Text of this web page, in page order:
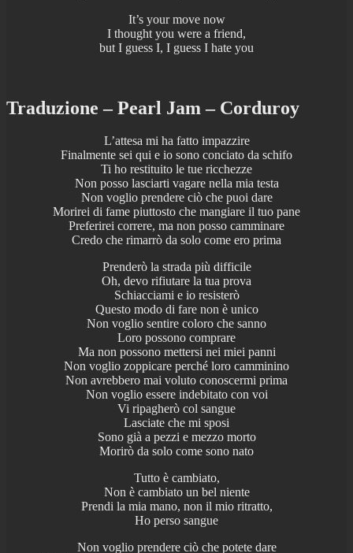
It’s your move now
I thought you were a friend,
but I guess I, I guess I hate you
Traduzione – Pearl Jam – Corduroy
L’attesa mi ha fatto impazzire
Finalmente sei qui e io sono conciato da schifo
Ti ho restituito le tue ricchezze
Non posso lasciarti vagare nella mia testa
Non voglio prendere ciò che puoi dare
Morirei di fame piuttosto che mangiare il tuo pane
Preferirei correre, ma non posso camminare
Credo che rimarrò da solo come ero prima
Prenderò la strada più difficile
Oh, devo rifiutare la tua prova
Schiacciami e io resisterò
Questo modo di fare non è unico
Non voglio sentire coloro che sanno
Loro possono comprare
Ma non possono mettersi nei miei panni
Non voglio zoppicare perché loro camminino
Non avrebbero mai voluto conoscermi prima
Non voglio essere indebitato con voi
Vi ripagherò col sangue
Lasciate che mi sposi
Sono già a pezzi e mezzo morto
Morirò da solo come sono nato
Tutto è cambiato,
Non è cambiato un bel niente
Prendi la mia mano, non il mio ritratto,
Ho perso sangue
Non voglio prendere ciò che potete dare